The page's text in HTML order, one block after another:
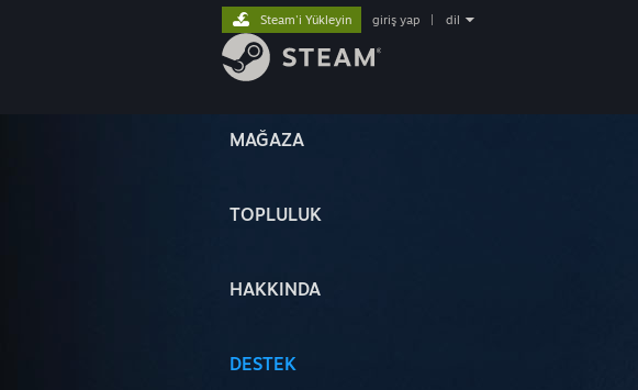
MAĞAZA
TOPLULUK
HAKKINDA
DESTEK
Steam'i Yükleyin giriş yap dil